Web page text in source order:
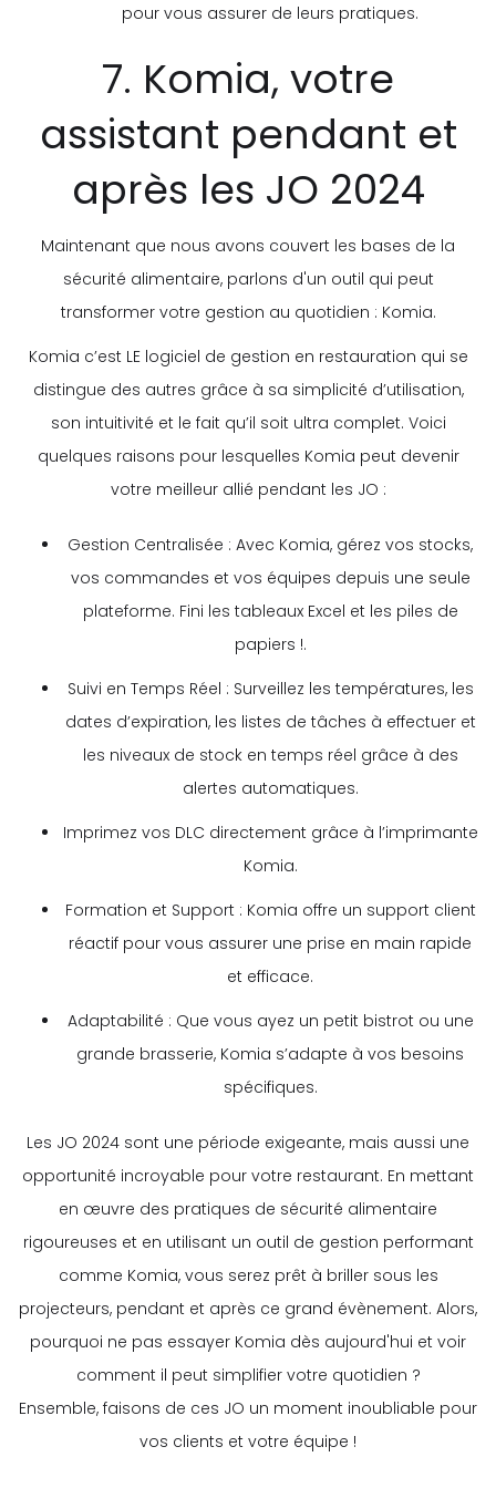
pour vous assurer de leurs pratiques.
7. Komia, votre
assistant pendant et
après les JO 2024
Maintenant que nous avons couvert les bases de la
sécurité alimentaire, parlons d'un outil qui peut
transformer votre gestion au quotidien : Komia.
Komia c’est LE logiciel de gestion en restauration qui se
distingue des autres grâce à sa simplicité d’utilisation,
son intuitivité et le fait qu’il soit ultra complet. Voici
quelques raisons pour lesquelles Komia peut devenir
votre meilleur allié pendant les JO :
Gestion Centralisée : Avec Komia, gérez vos stocks,
vos commandes et vos équipes depuis une seule
plateforme. Fini les tableaux Excel et les piles de
papiers !.
Suivi en Temps Réel : Surveillez les températures, les
dates d’expiration, les listes de tâches à effectuer et
les niveaux de stock en temps réel grâce à des
alertes automatiques.
Imprimez vos DLC directement grâce à l’imprimante
Komia.
Formation et Support : Komia offre un support client
réactif pour vous assurer une prise en main rapide
et efficace.
Adaptabilité : Que vous ayez un petit bistrot ou une
grande brasserie, Komia s’adapte à vos besoins
spécifiques.
Les JO 2024 sont une période exigeante, mais aussi une
opportunité incroyable pour votre restaurant. En mettant
en œuvre des pratiques de sécurité alimentaire
rigoureuses et en utilisant un outil de gestion performant
comme Komia, vous serez prêt à briller sous les
projecteurs, pendant et après ce grand évènement. Alors,
pourquoi ne pas essayer Komia dès aujourd'hui et voir
comment il peut simplifier votre quotidien ?
Ensemble, faisons de ces JO un moment inoubliable pour
vos clients et votre équipe !